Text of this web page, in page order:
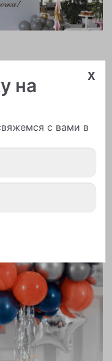
x
на
с вами в